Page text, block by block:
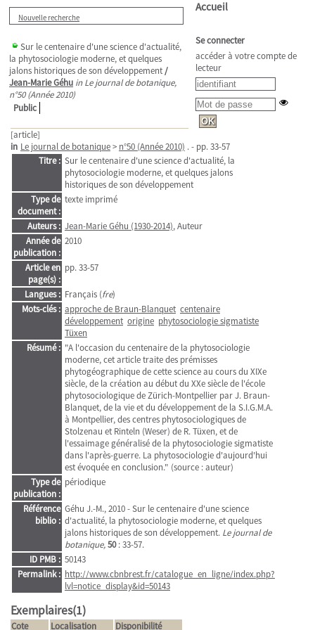
Nouvelle recherche
Sur le centenaire d'une science d'actualité,
la phytosociologie moderne, et quelques
jalons historiques de son développement/
Jean-Marie Géhu in Le journal de botanique,
n°50 (Année 2010)
Public
[article]
in Le journal de botanique> n°50 (Année 2010) . - pp. 33-57
Titre : Sur le centenaire d'une science d'actualité, la
phytosociologie moderne, et quelques jalons
historiques de son développement
Type de
document :
texte imprimé
Auteurs : Jean-Marie Géhu (1930-2014), Auteur
Année de
publication :
2010
Article en
page(s) :
pp. 33-57
Langues : Français (fre)
Mots-clés : approche de Braun-Blanquet centenaire
développement origine phytosociologie sigmatiste
Tüxen
Résumé : "A l'occasion du centenaire de la phytosociologie
moderne, cet article traite des prémisses
phytogéographique de cette science au cours du XIXe
siècle, de la création au début du XXe siècle de l'école
phytosociologique de Zürich-Montpellier par J. Braun-
Blanquet, de la vie et du développement de la S.I.G.M.A.
à Montpellier, des centres phytosociologiques de
Stolzenau et Rinteln (Weser) de R. Tüxen, et de
l'essaimage généralisé de la phytosociologie sigmatiste
dans l'après-guerre. La phytosociologie d'aujourd'hui
est évoquée en conclusion." (source : auteur)
Type de
publication :
périodique
Référence
biblio :
Géhu J.-M., 2010 - Sur le centenaire d'une science
d'actualité, la phytosociologie moderne, et quelques
jalons historiques de son développement. Le journal de
botanique,50: 33-57.
ID PMB : 50143
Permalink : http://www.cbnbrest.fr/catalogue_en_ligne/index.php?
lvl=notice_display&id=50143
Exemplaires(1)
Cote Localisation Disponibilité
Accueil
Se connecter
accéder à votre compte de
lecteur